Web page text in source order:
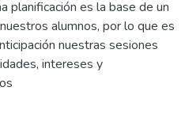
planificación es la base de un
alumnos, por lo que es
nuestras sesiones
intereses y